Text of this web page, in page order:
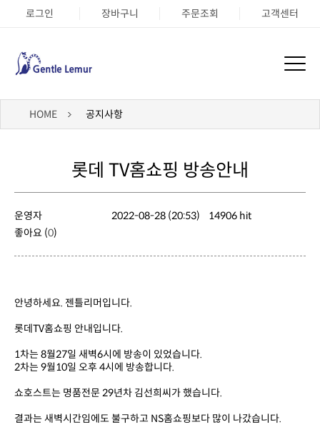
로그인 장바구니 주문조회 고객센터
HOME 공지사항
롯데 TV홈쇼핑 방송안내
운영자 2022-08-28 (20:53)
14906 hit
좋아요 (0)
안녕하세요. 젠틀리머입니다.
롯데TV홈쇼핑 안내입니다.
1차는 8월27일 새벽6시에 방송이 있었습니다.
2차는 9월10일 오후 4시에 방송합니다.
쇼호스트는 명품전문 29년차 김선희씨가 했습니다.
결과는 새벽시간임에도 불구하고 NS홈쇼핑보다 많이 나갔습니다.